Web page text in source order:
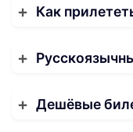
Как
Дешёвые